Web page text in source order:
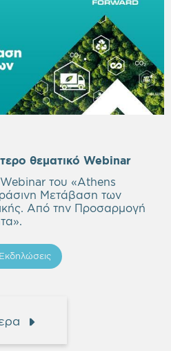
θεματικό Webinar
του «Athens
Μετάβαση των
Από την Προσαρμογή
Εκδηλώσεις